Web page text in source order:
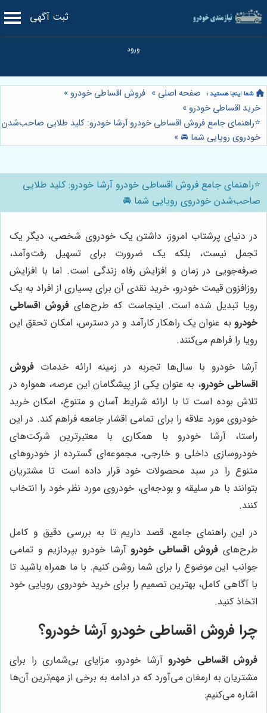
ثبت آگهی
صفحه اصلی » فروش اقساطی خودرو »
خرید اقساطی خودرو »
⭐️راهنمای جامع فروش اقساطی خودرو آرشا خودرو: کلید طلایی صاحب‌شدن
خودروی رویایی شما 🚘»
⭐️راهنمای جامع فروش اقساطی خودرو آرشا خودرو: کلید طلایی
صاحب‌شدن خودروی رویایی شما 🚘
در دنیای پرشتاب امروز، داشتن یک خودروی شخصی، دیگر یک
تجمل نیست، بلکه یک ضرورت برای تسهیل رفت‌وآمد،
صرفه‌جویی در زمان و افزایش رفاه زندگی است. اما با افزایش
روزافزون قیمت خودرو، خرید نقدی آن برای بسیاری از افراد به یک
رویا تبدیل شده است. اینجاست که طرح‌های فروش اقساطی
خودرو به عنوان یک راهکار کارآمد و در دسترس، امکان تحقق این
رویا را فراهم می‌کنند.
آرشا خودرو با سال‌ها تجربه در زمینه ارائه خدمات فروش
اقساطی خودرو، به عنوان یکی از پیشگامان این عرصه، همواره در
تلاش بوده است تا با ارائه شرایط آسان و متنوع، امکان خرید
خودروی مورد علاقه را برای تمامی اقشار جامعه فراهم کند. در این
راستا، آرشا خودرو با همکاری با معتبرترین شرکت‌های
خودروسازی داخلی و خارجی، مجموعه‌ای گسترده از خودروهای
متنوع را در سبد محصولات خود قرار داده است تا مشتریان
بتوانند با هر سلیقه و بودجه‌ای، خودروی مورد نظر خود را انتخاب
کنند.
در این راهنمای جامع، قصد داریم تا به بررسی دقیق و کامل
طرح‌های فروش اقساطی خودروآرشا خودرو بپردازیم و تمامی
جوانب این موضوع را برای شما روشن کنیم. با ما همراه باشید تا
با آگاهی کامل، بهترین تصمیم را برای خرید خودروی رویایی خود
اتخاذ کنید.
چرا فروش اقساطی خودرو آرشا خودرو؟
فروش اقساطی خودرو آرشا خودرو، مزایای بی‌شماری را برای
مشتریان به ارمغان می‌آورد که در ادامه به برخی از مهم‌ترین آن‌ها
اشاره می‌کنیم: